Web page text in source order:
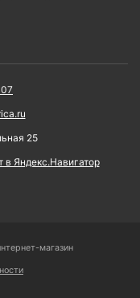
25
Яндекс.Навигатор
магазин